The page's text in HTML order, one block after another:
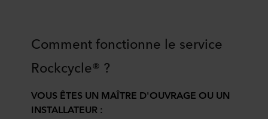
Comment fonctionne le service
Rockcycle® ?
VOUS ÊTES UN MAÎTRE D'OUVRAGE OU UN
INSTALLATEUR :